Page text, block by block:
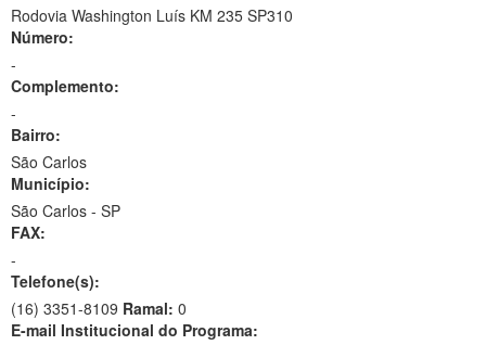
Rodovia Washington Luís KM 235 SP310
Número:
-
Complemento:
-
Bairro:
São Carlos
Município:
São Carlos - SP
FAX:
-
Telefone(s):
(16) 3351-8109 Ramal: 0
E-mail Institucional do Programa: